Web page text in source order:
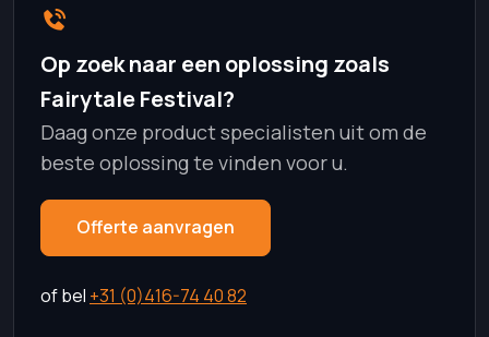
Op zoek naar een oplossing zoals
Fairytale Festival?
Daag onze product specialisten uit om de
beste oplossing te vinden voor u.
Offerte aanvragen
of bel +31 (0)416-74 40 82